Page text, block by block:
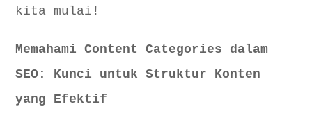
Aspek yang perlu digaris bawahi:
Berikut adalah beberapa tren yang sedang berkembang:
Prediksi untuk tahun-tahun mendatang:
kita mulai!
Memahami Content Categories dalam
SEO: Kunci untuk Struktur Konten
yang Efektif